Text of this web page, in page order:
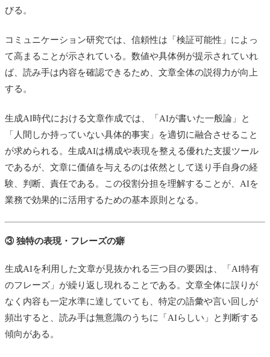
びる。
コミュニケーション研究では、信頼性は「検証可能性」によっ
て高まることが示されている。数値や具体例が提示されていれ
ば、読み手は内容を確認できるため、文章全体の説得力が向上
する。
生成AI時代における文章作成では、「AIが書いた一般論」と
「人間しか持っていない具体的事実」を適切に融合させること
が求められる。生成AIは構成や表現を整える優れた支援ツール
であるが、文章に価値を与えるのは依然として送り手自身の経
験、判断、責任である。この役割分担を理解することが、AIを
業務で効果的に活用するための基本原則となる。
③ 独特の表現・フレーズの癖
生成AIを利用した文章が見抜かれる三つ目の要因は、「AI特有
のフレーズ」が繰り返し現れることである。文章全体に誤りが
なく内容も一定水準に達していても、特定の語彙や言い回しが
頻出すると、読み手は無意識のうちに「AIらしい」と判断する
傾向がある。